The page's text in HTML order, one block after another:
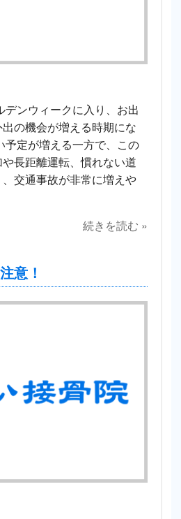
デンウィークに入り、お出
の機会が増える時期にな
予定が増える一方で、この
長距離運転、慣れない道
交通事故が非常に増えや
続きを読む »
意！